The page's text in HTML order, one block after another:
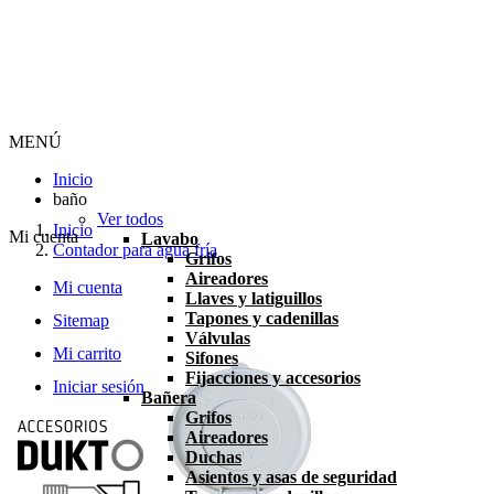
Mi cuenta
Mi cuenta
Sitemap
Mi carrito
Iniciar sesión
MENÚ
Inicio
baño
Ver todos
Lavabo
Grifos
Aireadores
Llaves y latiguillos
Tapones y cadenillas
Válvulas
Sifones
Fijacciones y accesorios
Bañera
Grifos
Aireadores
Duchas
Asientos y asas de seguridad
Inicio
Contador para agua fría